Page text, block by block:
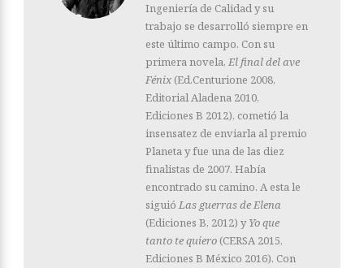
Ingeniería de Calidad y su
trabajo se desarrolló siempre en
este último campo. Con su
primera novela, El final del ave
Fénix (Ed.Centurione 2008,
Editorial Aladena 2010,
Ediciones B 2012), cometió la
insensatez de enviarla al premio
Planeta y fue una de las diez
finalistas de 2007. Había
encontrado su camino. A esta le
siguió Las guerras de Elena
(Ediciones B, 2012) yYo que
tanto te quiero (CERSA 2015,
Ediciones B México 2016). Con